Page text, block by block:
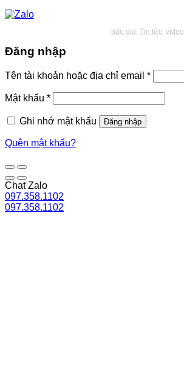
báo giá Tin tức video
Đăng nhập
Tên tài khoản hoặc địa chỉ email *Bắt
buộc
Mật khẩu *Bắt
buộc
Ghi nhớ mật khẩu
Đăng nhập
Quên mật khẩu?
Chat Zalo
097.358.1102
097.358.1102